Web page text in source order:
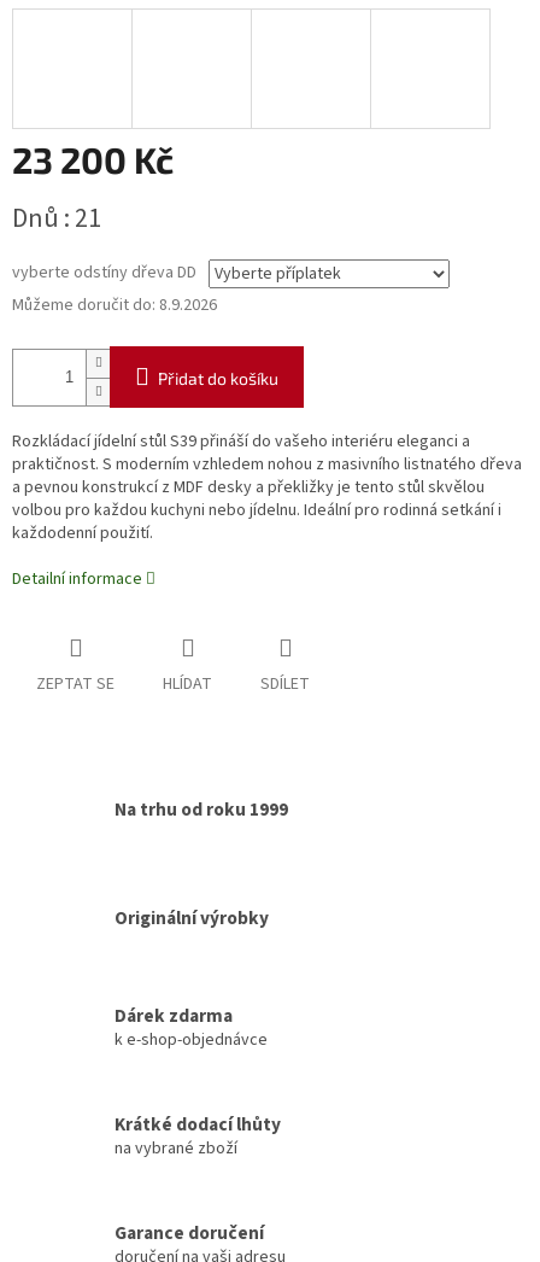
23 200 Kč
cena:
Dnů : 21
vyberte odstíny dřeva DD
Můžeme doručit do: 8.9.2026
Přidat do košíku
Rozkládací jídelní stůl S39 přináší do vašeho interiéru eleganci a
praktičnost. S moderním vzhledem nohou z masivního listnatého dřeva
a pevnou konstrukcí z MDF desky a překližky je tento stůl skvělou
volbou pro každou kuchyni nebo jídelnu. Ideální pro rodinná setkání i
každodenní použití.
Detailní informace
ZEPTAT SE HLÍDAT SDÍLET
Na trhu od roku 1999
Originální výrobky
Dárek zdarma
k e-shop-objednávce
Krátké dodací lhůty
na vybrané zboží
Garance doručení
doručení na vaši adresu